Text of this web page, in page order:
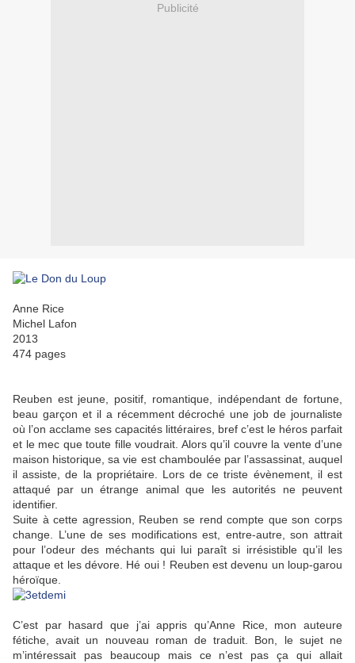
Publicité
Anne Rice
Michel Lafon
2013
474 pages
Reuben est jeune, positif, romantique, indépendant de fortune,
beau garçon et il a récemment décroché une job de journaliste
où l’on acclame ses capacités littéraires, bref c’est le héros parfait
et le mec que toute fille voudrait. Alors qu’il couvre la vente d’une
maison historique, sa vie est chamboulée par l’assassinat, auquel
il assiste, de la propriétaire. Lors de ce triste évènement, il est
attaqué par un étrange animal que les autorités ne peuvent
identifier.
Suite à cette agression, Reuben se rend compte que son corps
change. L’une de ses modifications est, entre-autre, son attrait
pour l’odeur des méchants qui lui paraît si irrésistible qu’il les
attaque et les dévore. Hé oui ! Reuben est devenu un loup-garou
héroïque.
C’est par hasard que j’ai appris qu’Anne Rice, mon auteure
fétiche, avait un nouveau roman de traduit. Bon, le sujet ne
m’intéressait pas beaucoup mais ce n’est pas ça qui allait